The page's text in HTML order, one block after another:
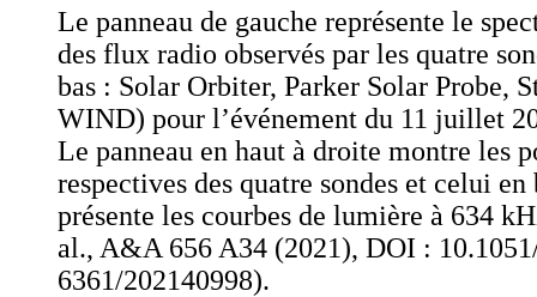
Le panneau de gauche représente le
des flux radio observés par les quatre
bas : Solar Orbiter, Parker Solar Probe,
WIND) pour l’événement du 11 juillet
Le panneau en haut à droite montre les
respectives des quatre sondes et celui en
présente les courbes de lumière à 634
al., A&A 656 A34 (2021), DOI :
6361/202140998).